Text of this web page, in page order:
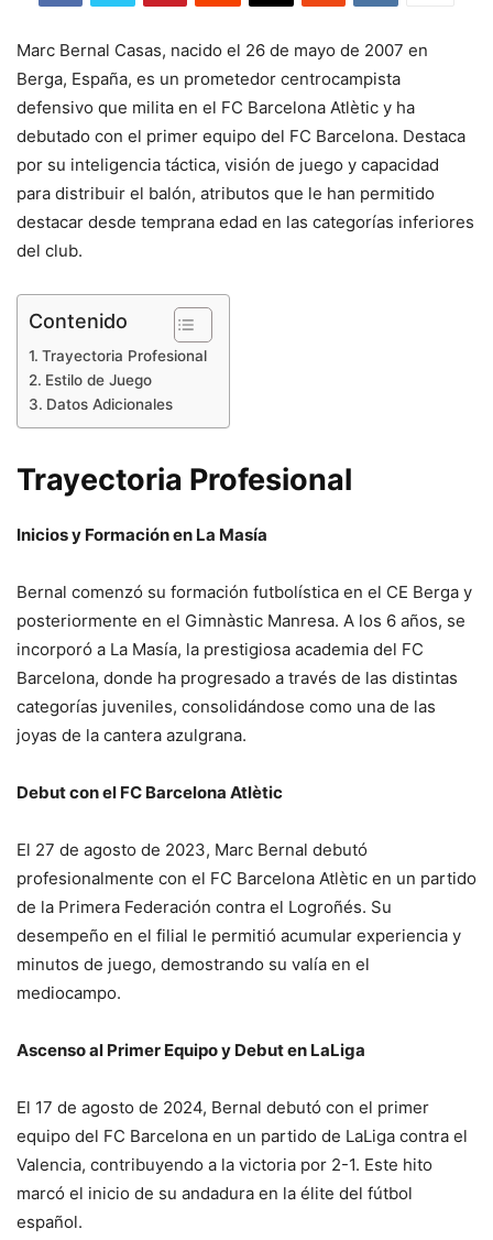
Marc Bernal Casas, nacido el 26 de mayo de 2007 en
Berga, España, es un prometedor centrocampista
defensivo que milita en el FC Barcelona Atlètic y ha
debutado con el primer equipo del FC Barcelona. Destaca
por su inteligencia táctica, visión de juego y capacidad
para distribuir el balón, atributos que le han permitido
destacar desde temprana edad en las categorías inferiores
del club.
Contenido
Trayectoria Profesional
Estilo de Juego
Datos Adicionales
Trayectoria Profesional
Inicios y Formación en La Masía
Bernal comenzó su formación futbolística en el CE Berga y
posteriormente en el Gimnàstic Manresa. A los 6 años, se
incorporó a La Masía, la prestigiosa academia del FC
Barcelona, donde ha progresado a través de las distintas
categorías juveniles, consolidándose como una de las
joyas de la cantera azulgrana.
Debut con el FC Barcelona Atlètic
El 27 de agosto de 2023, Marc Bernal debutó
profesionalmente con el FC Barcelona Atlètic en un partido
de la Primera Federación contra el Logroñés. Su
desempeño en el filial le permitió acumular experiencia y
minutos de juego, demostrando su valía en el
mediocampo.
Ascenso al Primer Equipo y Debut en LaLiga
El 17 de agosto de 2024, Bernal debutó con el primer
equipo del FC Barcelona en un partido de LaLiga contra el
Valencia, contribuyendo a la victoria por 2-1. Este hito
marcó el inicio de su andadura en la élite del fútbol
español.